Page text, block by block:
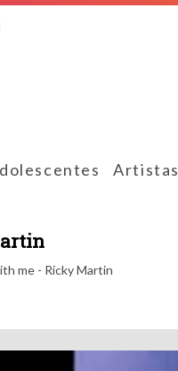
Artistas
me - Ricky Martin